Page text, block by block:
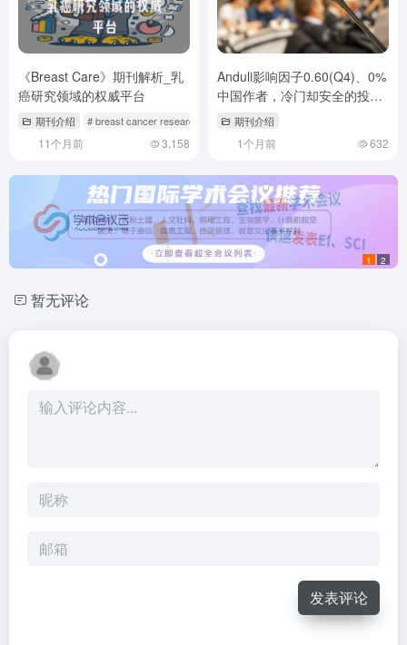
《Breast Care》期刊解析_乳
癌研究领域的权威平台
期刊介绍 # breast cancer research投稿经验 # breast cancer杂志
11个月前 3,158
Anduli影响因子0.60(Q4)、0%
中国作者，冷门却安全的投稿
选择？
期刊介绍
1个月前 632
1 2
暂无评论
发表评论